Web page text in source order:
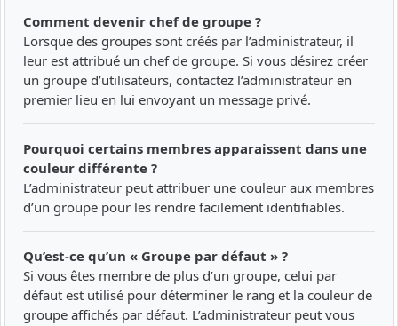
Comment devenir chef de groupe ?
Lorsque des groupes sont créés par l’administrateur, il
leur est attribué un chef de groupe. Si vous désirez créer
un groupe d’utilisateurs, contactez l’administrateur en
premier lieu en lui envoyant un message privé.
Pourquoi certains membres apparaissent dans une
couleur différente ?
L’administrateur peut attribuer une couleur aux membres
d’un groupe pour les rendre facilement identifiables.
Qu’est-ce qu’un « Groupe par défaut » ?
Si vous êtes membre de plus d’un groupe, celui par
défaut est utilisé pour déterminer le rang et la couleur de
groupe affichés par défaut. L’administrateur peut vous